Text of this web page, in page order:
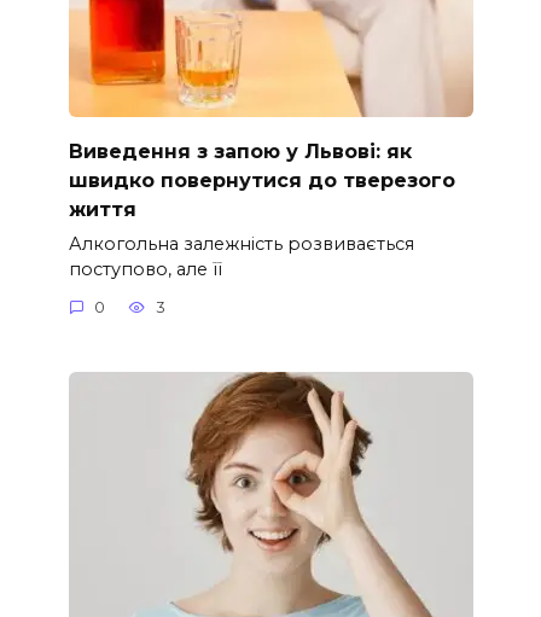
Виведення з запою у Львові: як
швидко повернутися до тверезого
життя
Алкогольна залежність розвивається
поступово, але її
0 3